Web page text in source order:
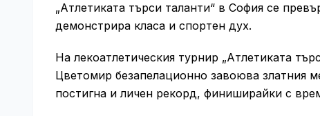
„Атлетиката търси таланти“ в София се
демонстрира класа и спортен дух.
На лекоатлетическия турнир „Атлетиката
Цветомир безапелационно завоюва златния
постигна и личен рекорд, финиширайки с